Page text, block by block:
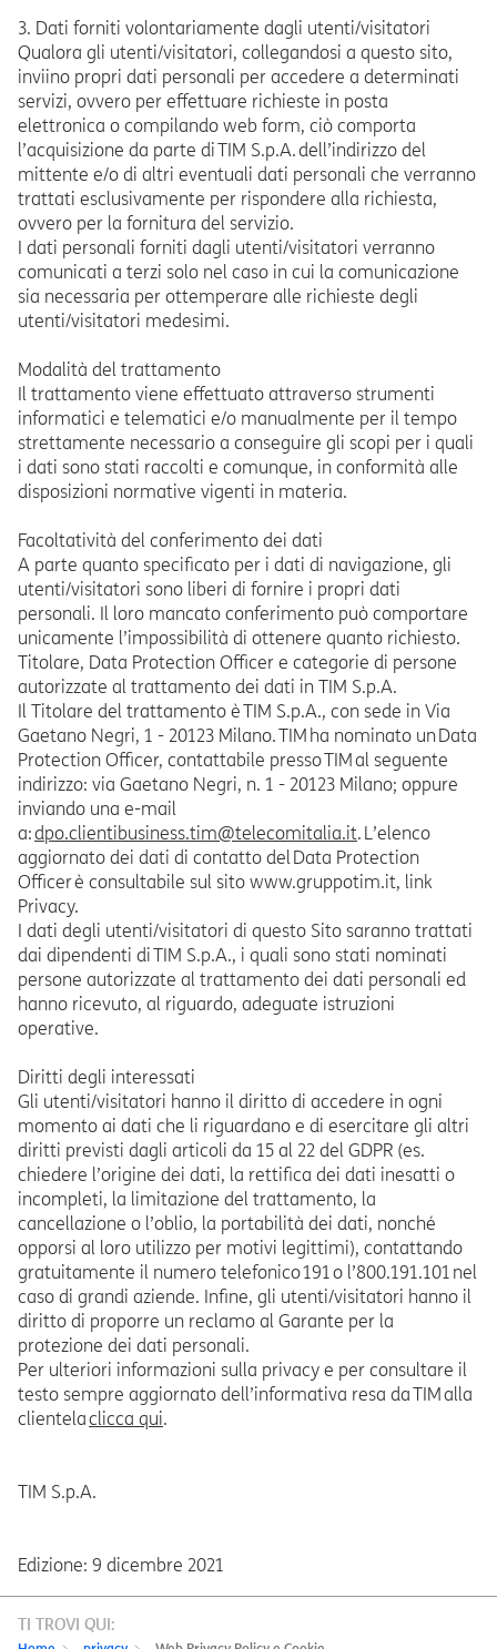
3. Dati forniti volontariamente dagli utenti/visitatori
Qualora gli utenti/visitatori, collegandosi a questo sito,
inviino propri dati personali per accedere a determinati
servizi, ovvero per effettuare richieste in posta
elettronica o compilando web form, ciò comporta
l’acquisizione da parte di TIM S.p.A. dell’indirizzo del
mittente e/o di altri eventuali dati personali che verranno
trattati esclusivamente per rispondere alla richiesta,
ovvero per la fornitura del servizio.
I dati personali forniti dagli utenti/visitatori verranno
comunicati a terzi solo nel caso in cui la comunicazione
sia necessaria per ottemperare alle richieste degli
utenti/visitatori medesimi.
Modalità del trattamento
Il trattamento viene effettuato attraverso strumenti
informatici e telematici e/o manualmente per il tempo
strettamente necessario a conseguire gli scopi per i quali
i dati sono stati raccolti e comunque, in conformità alle
disposizioni normative vigenti in materia.
Facoltatività del conferimento dei dati
A parte quanto specificato per i dati di navigazione, gli
utenti/visitatori sono liberi di fornire i propri dati
personali. Il loro mancato conferimento può comportare
unicamente l’impossibilità di ottenere quanto richiesto.
Titolare, Data Protection Officer e categorie di persone
autorizzate al trattamento dei dati in TIM S.p.A.
Il Titolare del trattamento è TIM S.p.A., con sede in Via
Gaetano Negri, 1 - 20123 Milano. TIM ha nominato un Data
Protection Officer, contattabile presso TIM al seguente
indirizzo: via Gaetano Negri, n. 1 - 20123 Milano; oppure
inviando una e-mail
a:dpo.clientibusiness.tim@telecomitalia.it. L’elenco
aggiornato dei dati di contatto del Data Protection
Officer è consultabile sul sito www.gruppotim.it, link
Privacy.
I dati degli utenti/visitatori di questo Sito saranno trattati
dai dipendenti di TIM S.p.A., i quali sono stati nominati
persone autorizzate al trattamento dei dati personali ed
hanno ricevuto, al riguardo, adeguate istruzioni
operative.
Diritti degli interessati
Gli utenti/visitatori hanno il diritto di accedere in ogni
momento ai dati che li riguardano e di esercitare gli altri
diritti previsti dagli articoli da 15 al 22 del GDPR (es.
chiedere l’origine dei dati, la rettifica dei dati inesatti o
incompleti, la limitazione del trattamento, la
cancellazione o l’oblio, la portabilità dei dati, nonché
opporsi al loro utilizzo per motivi legittimi), contattando
gratuitamente il numero telefonico 191 o l’800.191.101 nel
caso di grandi aziende. Infine, gli utenti/visitatori hanno il
diritto di proporre un reclamo al Garante per la
protezione dei dati personali.
Per ulteriori informazioni sulla privacy e per consultare il
testo sempre aggiornato dell’informativa resa da TIM alla
clientelaclicca qui.
TIM S.p.A.
Edizione: 9 dicembre 2021
TI TROVI QUI: